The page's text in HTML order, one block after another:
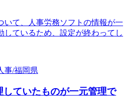
いて、人事労務ソフトの情報が一
しているため、設定が終わってし
事/福岡県
ていたものが一元管理で